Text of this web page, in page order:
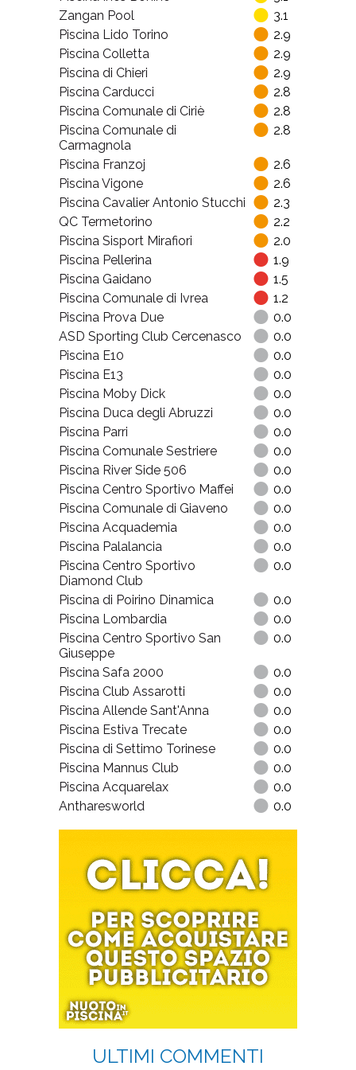
Zangan Pool
3.1
Piscina Lido Torino
2.9
Piscina Colletta
2.9
Piscina di Chieri
2.9
Piscina Carducci
2.8
Piscina Comunale di Ciriè
2.8
Piscina Comunale di
Carmagnola
2.8
Piscina Franzoj
2.6
Piscina Vigone
2.6
Piscina Cavalier Antonio Stucchi
2.3
QC Termetorino
2.2
Piscina Sisport Mirafiori
2.0
Piscina Pellerina
1.9
Piscina Gaidano
1.5
Piscina Comunale di Ivrea
1.2
Piscina Prova Due
0.0
ASD Sporting Club Cercenasco
0.0
Piscina E10
0.0
Piscina E13
0.0
Piscina Moby Dick
0.0
Piscina Duca degli Abruzzi
0.0
Piscina Parri
0.0
Piscina Comunale Sestriere
0.0
Piscina River Side 506
0.0
Piscina Centro Sportivo Maffei
0.0
Piscina Comunale di Giaveno
0.0
Piscina Acquademia
0.0
Piscina Palalancia
0.0
Piscina Centro Sportivo
Diamond Club
0.0
Piscina di Poirino Dinamica
0.0
Piscina Lombardia
0.0
Piscina Centro Sportivo San
Giuseppe
0.0
Piscina Safa 2000
0.0
Piscina Club Assarotti
0.0
Piscina Allende Sant'Anna
0.0
Piscina Estiva Trecate
0.0
Piscina di Settimo Torinese
0.0
Piscina Mannus Club
0.0
Piscina Acquarelax
0.0
Antharesworld
0.0
ULTIMI COMMENTI